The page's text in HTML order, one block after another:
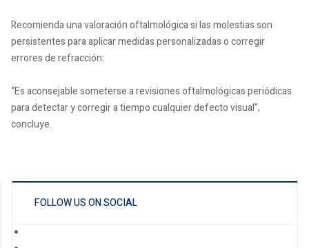
Recomienda una valoración oftalmológica si las molestias son
persistentes para aplicar medidas personalizadas o corregir
errores de refracción:
“Es aconsejable someterse a revisiones oftalmológicas periódicas
para detectar y corregir a tiempo cualquier defecto visual”,
concluye.
FOLLOW US ON SOCIAL